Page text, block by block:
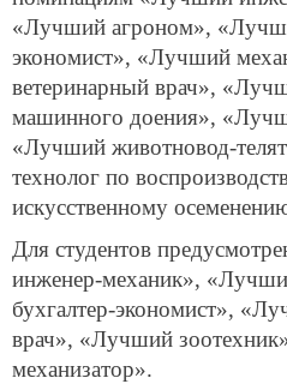
«Лучший агроном»,
экономист», «Лучший
ветеринарный врач»,
машинного доения»,
«Лучший животновод-
технолог по
искусственному
Для студентов
инженер-механик»,
бухгалтер-экономист»,
врач», «Лучший
механизатор».